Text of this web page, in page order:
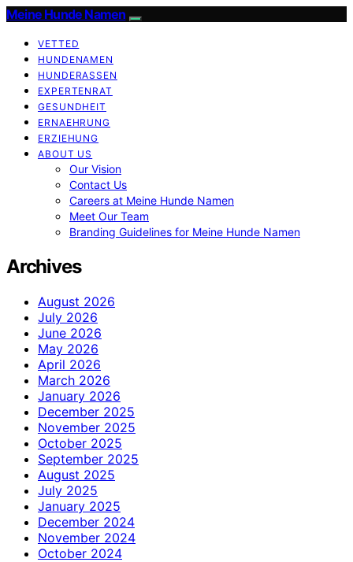
Meine Hunde Namen
VETTED
HUNDENAMEN
HUNDERASSEN
EXPERTENRAT
GESUNDHEIT
ERNAEHRUNG
ERZIEHUNG
ABOUT US
Our Vision
Contact Us
Careers at Meine Hunde Namen
Meet Our Team
Branding Guidelines for Meine Hunde Namen
Archives
August 2026
July 2026
June 2026
May 2026
April 2026
March 2026
January 2026
December 2025
November 2025
October 2025
September 2025
August 2025
July 2025
January 2025
December 2024
November 2024
October 2024